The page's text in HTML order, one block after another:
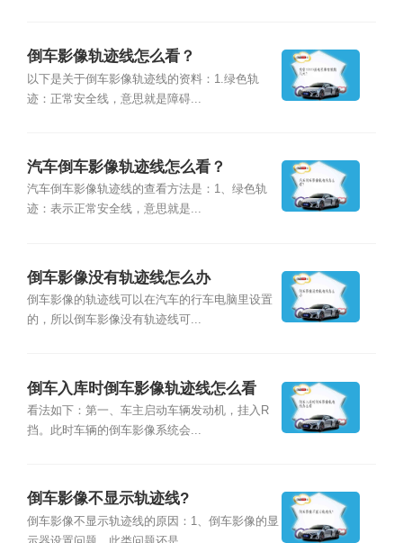
倒车影像轨迹线怎么看？
以下是关于倒车影像轨迹线的资料：1.绿色轨
迹：正常安全线，意思就是障碍...
汽车倒车影像轨迹线怎么看？
汽车倒车影像轨迹线的查看方法是：1、绿色轨
迹：表示正常安全线，意思就是...
倒车影像没有轨迹线怎么办
倒车影像的轨迹线可以在汽车的行车电脑里设置
的，所以倒车影像没有轨迹线可...
倒车入库时倒车影像轨迹线怎么看
看法如下：第一、车主启动车辆发动机，挂入R
挡。此时车辆的倒车影像系统会...
倒车影像不显示轨迹线?
倒车影像不显示轨迹线的原因：1、倒车影像的显